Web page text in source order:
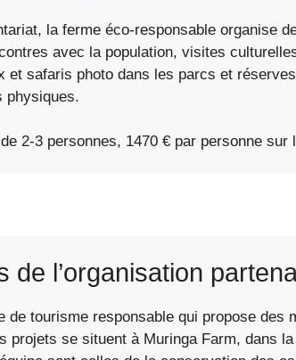
la ferme éco-responsable organise
avec la population, visites
safaris photo dans les parcs et
physiques.
2-3 personnes, 1470 € par personne sur
de l’organisation
tourisme responsable qui propose des
projets se situent à Muringa Farm, dans